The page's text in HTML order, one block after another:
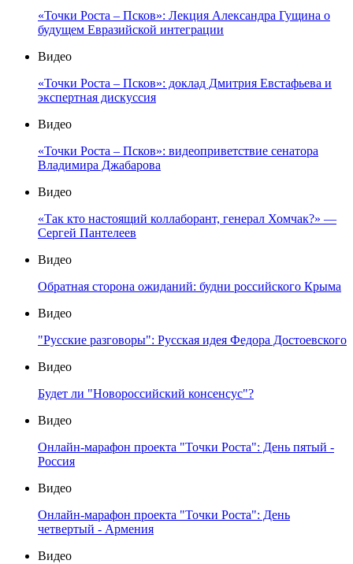
«Точки Роста – Псков»: Лекция Александра Гущина о
будущем Евразийской интеграции
Видео
«Точки Роста – Псков»: доклад Дмитрия Евстафьева и
экспертная дискуссия
Видео
«Точки Роста – Псков»: видеоприветствие сенатора
Владимира Джабарова
Видео
«Так кто настоящий коллаборант, генерал Хомчак?» —
Сергей Пантелеев
Видео
Обратная сторона ожиданий: будни российского Крыма
Видео
"Русские разговоры": Русская идея Федора Достоевского
Видео
Будет ли "Новороссийский консенсус"?
Видео
Онлайн-марафон проекта "Точки Роста": День пятый -
Россия
Видео
Онлайн-марафон проекта "Точки Роста": День
четвертый - Армения
Видео